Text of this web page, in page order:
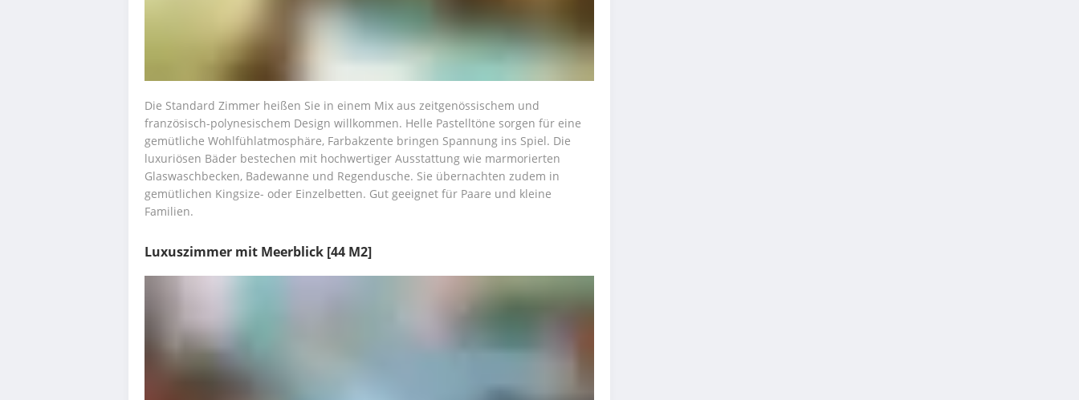
Die Standard Zimmer heißen Sie in einem Mix aus zeitgenössischem und
französisch-polynesischem Design willkommen. Helle Pastelltöne sorgen für eine
gemütliche Wohlfühlatmosphäre, Farbakzente bringen Spannung ins Spiel. Die
luxuriösen Bäder bestechen mit hochwertiger Ausstattung wie marmorierten
Glaswaschbecken, Badewanne und Regendusche. Sie übernachten zudem in
gemütlichen Kingsize- oder Einzelbetten. Gut geeignet für Paare und kleine
Familien.
Luxuszimmer mit Meerblick [44 M2]